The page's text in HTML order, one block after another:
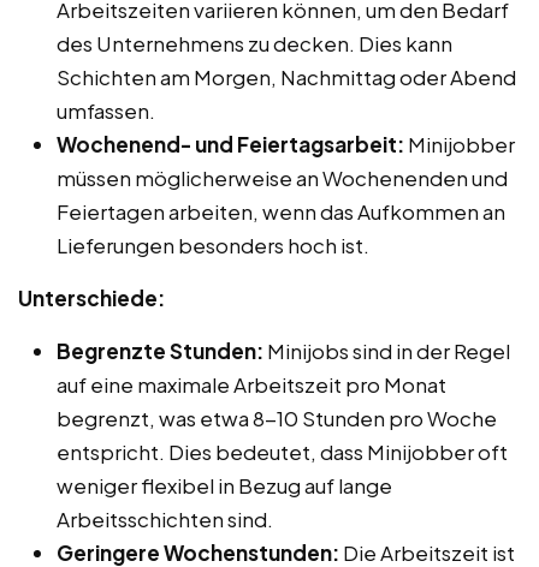
Arbeitszeiten variieren können, um den Bedarf
des Unternehmens zu decken. Dies kann
Schichten am Morgen, Nachmittag oder Abend
umfassen.
Wochenend- und Feiertagsarbeit: Minijobber
müssen möglicherweise an Wochenenden und
Feiertagen arbeiten, wenn das Aufkommen an
Lieferungen besonders hoch ist.
Unterschiede:
Begrenzte Stunden: Minijobs sind in der Regel
auf eine maximale Arbeitszeit pro Monat
begrenzt, was etwa 8-10 Stunden pro Woche
entspricht. Dies bedeutet, dass Minijobber oft
weniger flexibel in Bezug auf lange
Arbeitsschichten sind.
Geringere Wochenstunden: Die Arbeitszeit ist